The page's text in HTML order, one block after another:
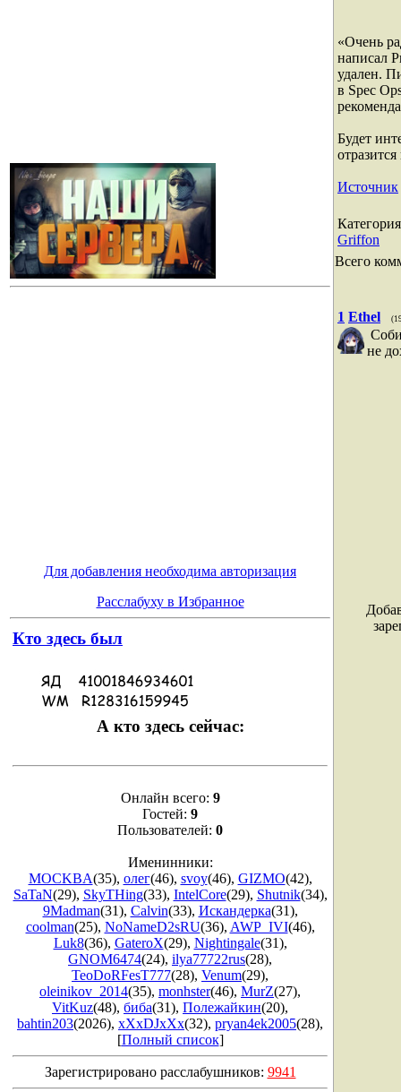
Для добавления необходима авторизация
Расслабуху в Избранное
Кто здесь был
А кто здесь сейчас:
Онлайн всего: 9
Гостей: 9
Пользователей: 0
Именинники:
MOCKBA(35), олег(46), svoy(46), GIZMO(42),
SaTaN(29), SkyTHing(33), IntelCore(29), Shutnik(34),
9Madman(31), Calvin(33), Искандерка(31),
coolman(25), NoNameD2sRU(36), AWP_IVI(46),
Luk8(36), GateroX(29), Nightingale(31),
GNOM6474(24), ilya77722rus(28),
TeoDoRFesT777(28), Venum(29),
oleinikov_2014(35), monhster(46), MurZ(27),
VitKuz(48), биба(31), Полежайкин(20),
bahtin203(2026), xXxDJxXx(32), pryan4ek2005(28),
[Полный список]
Зарегистрировано расслабушников: 9941
«Очень
написал
удален.
в Spec
Будет
Источник
Категория
Griffon
Всего
1 Ethel
не